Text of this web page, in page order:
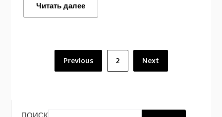
Читать далее
ПагинацияPrevious 2 Next
ПОИСК